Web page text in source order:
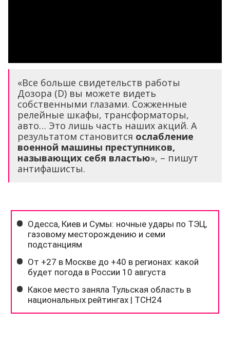
«Все больше свидетельств работы
Дозора (D) вы можете видеть
собственными глазами. Сожженные
релейные шкафы, трансформаторы,
авто… Это лишь часть наших акций. А
результатом становится ослабление
военной машины преступников,
называющих себя властью», – пишут
антифашисты.